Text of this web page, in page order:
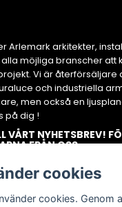
Arlemark arkitekter,
möjliga branscher att
Vi är återförsäljare
och industriella
men också en
på dig !
VÅRT NYHETSBREV!
FRÅN OSS.
cookies
cookies. Genom